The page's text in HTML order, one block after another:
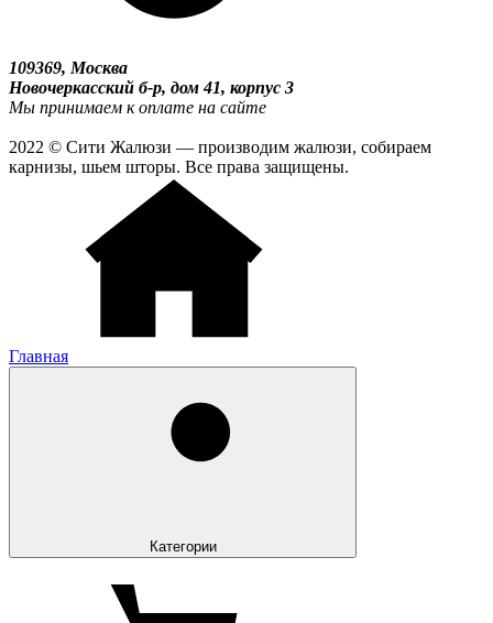
109369, Москва
Новочеркасский б-р, дом 41, корпус 3
Мы принимаем к оплате на сайте
2022 © Сити Жалюзи — производим жалюзи, собираем
карнизы, шьем шторы. Все права защищены.
Главная
Категории